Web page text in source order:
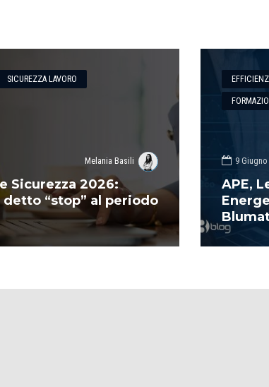
SICUREZZA LAVORO
Melania Basili
Sicurezza 2026:
“stop” al periodo
9
APE,